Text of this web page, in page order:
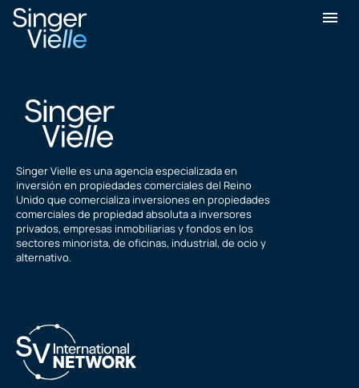
Ray Walker
Singer Vielle es una agencia especializada en
inversión en propiedades comerciales del Reino
Unido que comercializa inversiones en propiedades
comerciales de propiedad absoluta a inversores
privados, empresas inmobiliarias y fondos en los
sectores minorista, de oficinas, industrial, de ocio y
alternativo.